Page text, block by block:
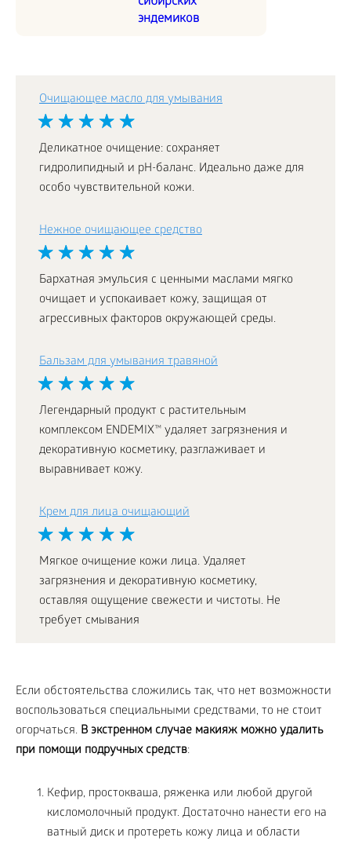
эндемиков
Очищающее масло для умывания
Деликатное очищение: сохраняет
гидролипидный и pH-баланс. Идеально даже для
особо чувствительной кожи.
Нежное очищающее средство
Бархатная эмульсия с ценными маслами мягко
очищает и успокаивает кожу, защищая от
агрессивных факторов окружающей среды.
Бальзам для умывания травяной
Легендарный продукт с растительным
комплексом ENDEMIX™ удаляет загрязнения и
декоративную косметику, разглаживает и
выравнивает кожу.
Крем для лица очищающий
Мягкое очищение кожи лица. Удаляет
загрязнения и декоративную косметику,
оставляя ощущение свежести и чистоты. Не
требует смывания
Если обстоятельства сложились так, что нет возможности
воспользоваться специальными средствами, то не стоит
огорчаться. В экстренном случае макияж можно удалить
при помощи подручных средств:
Кефир, простокваша, ряженка или любой другой
кисломолочный продукт. Достаточно нанести его на
ватный диск и протереть кожу лица и области